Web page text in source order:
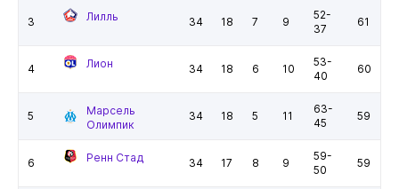
3 Лилль 34 18 7 9
52-
37
61
4 Лион 34 18 6 10
53-
40
60
5
Марсель
Олимпик
34 18 5 11
63-
45
59
6 Ренн Стад 34 17 8 9
59-
50
59